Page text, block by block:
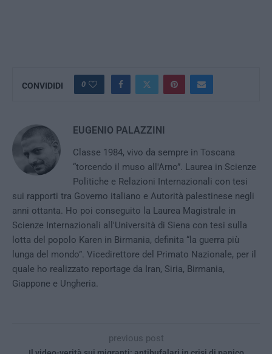
CONVIDIDI 0
EUGENIO PALAZZINI
Classe 1984, vivo da sempre in Toscana
“torcendo il muso all'Arno”. Laurea in Scienze
Politiche e Relazioni Internazionali con tesi
sui rapporti tra Governo italiano e Autorità palestinese negli
anni ottanta. Ho poi conseguito la Laurea Magistrale in
Scienze Internazionali all'Università di Siena con tesi sulla
lotta del popolo Karen in Birmania, definita “la guerra più
lunga del mondo”. Vicedirettore del Primato Nazionale, per il
quale ho realizzato reportage da Iran, Siria, Birmania,
Giappone e Ungheria.
previous post